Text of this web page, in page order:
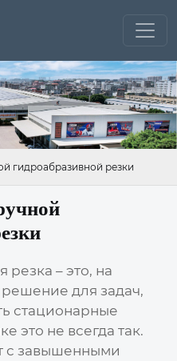
гидроабразивной резки
резка – это, на
для задач,
стационарные
это не всегда так.
с завышенными